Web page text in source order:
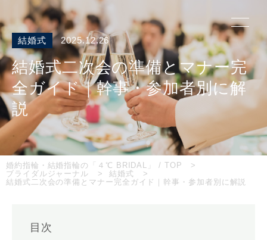
結婚式 2025.12.26
結婚式二次会の準備とマナー完
全ガイド｜幹事・参加者別に解
説
婚約指輪・結婚指輪の「４℃ BRIDAL」 / TOP
ブライダルジャーナル
結婚式
結婚式二次会の準備とマナー完全ガイド｜幹事・参加者別に解説
目次